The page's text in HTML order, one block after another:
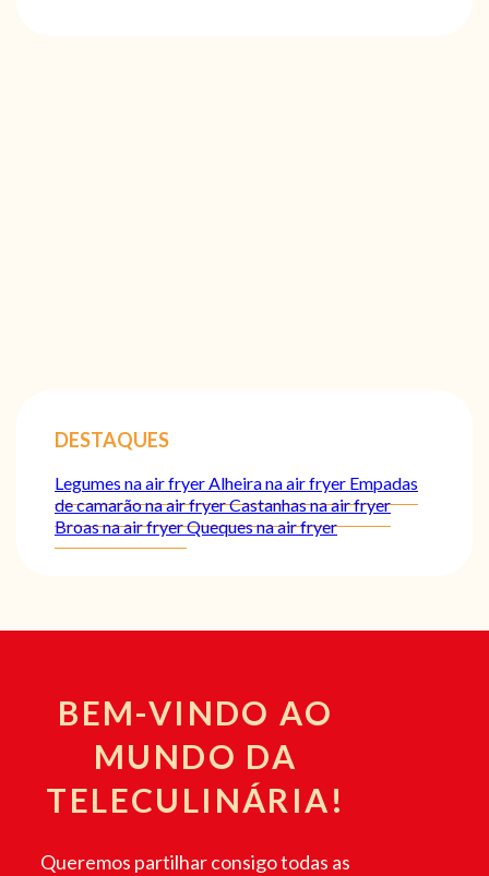
DESTAQUES
Legumes na air fryerAlheira na air fryer Empadas
de camarão na air fryerCastanhas na air fryer
Broas na air fryerQueques na air fryer
BEM-VINDO AO
MUNDO DA
TELECULINÁRIA!
Queremos partilhar consigo todas as